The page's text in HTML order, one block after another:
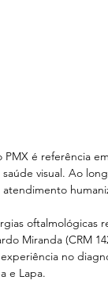
é referência
visual. Ao
oftalmológicas
Miranda (CRM
no
e Lapa.